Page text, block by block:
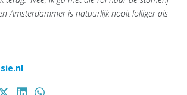
Amsterdammer is natuurlijk nooit lolliger als